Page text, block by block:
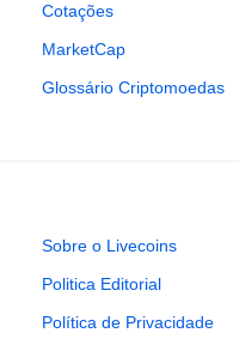
Cotações
MarketCap
Glossário Criptomoedas
Sobre o Livecoins
Politica Editorial
Política de Privacidade